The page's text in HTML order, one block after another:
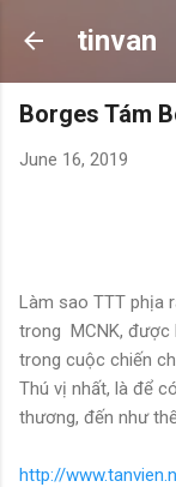
tinvan
Borges Tám
June 16, 2019
Làm sao TTT phịa
trong MCNK, được
trong cuộc chiến
Thú vị nhất, là để
thương, đến như
http://